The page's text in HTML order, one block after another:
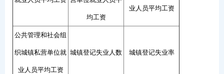
均工资
业人员平均工资
公共管理和社会组
织城镇私营单位就
业人员平均工资
城镇登记失业人数 城镇登记失业率